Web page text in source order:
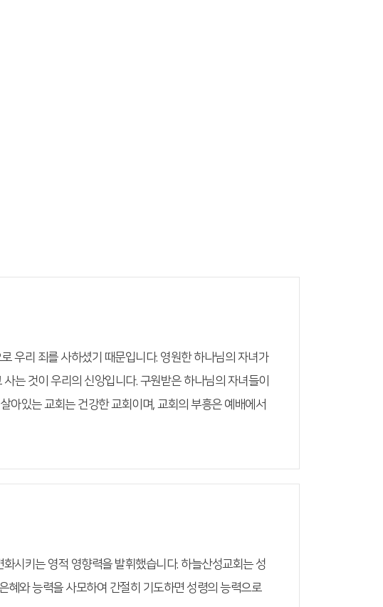
우리 죄를 사하셨기 때문입니다. 영원한 하나님의 자녀가
는 것이 우리의 신앙입니다. 구원받은 하나님의 자녀들이
아있는 교회는 건강한 교회이며, 교회의 부흥은 예배에서
시키는 영적 영향력을 발휘했습니다. 하늘산성교회는 성
혜와 능력을 사모하여 간절히 기도하면 성령의 능력으로